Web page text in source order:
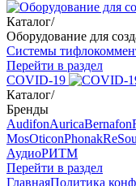
Каталог/
Оборудование для
Системы
Перейти в раздел
COVID-19
Каталог/
Бренды
AudifonAuricaBernafon
MosOticonPhonak
АудиоРИТМ
Перейти в раздел
ГлавнаяПолитика